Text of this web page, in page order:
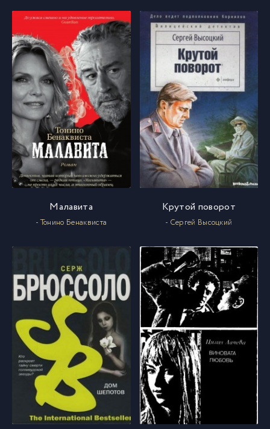
Малавита
- Тонино Бенаквиста
Крутой поворот
- Сергей Высоцкий